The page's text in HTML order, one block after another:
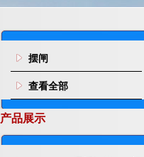
摆闸
查看全部
产品展示